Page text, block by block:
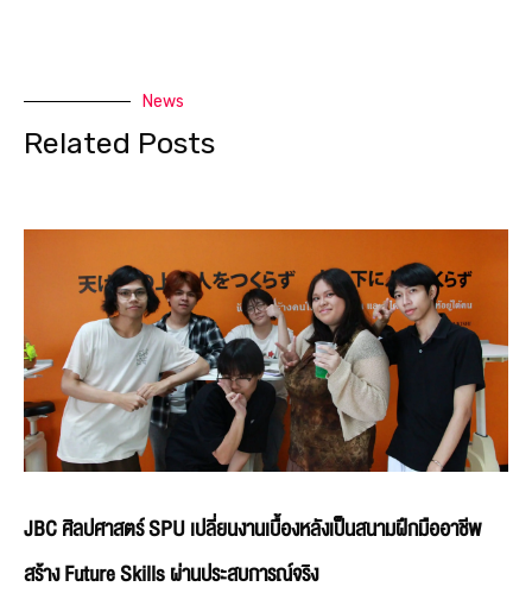
News
Related Posts
JBC ศิลปศาสตร์ SPU เปลี่ยนงานเบื้องหลังเป็นสนามฝึกมืออาชีพ
สร้าง Future Skills ผ่านประสบการณ์จริง